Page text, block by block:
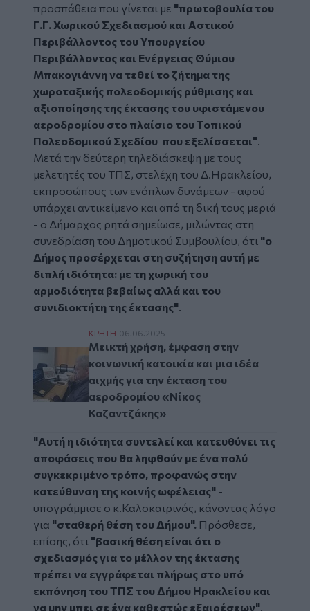
προσπάθεια που γίνεται με "πρωτοβουλία του
Γ.Γ. Χωρικού Σχεδιασμού και Αστικού
Περιβάλλοντος του Υπουργείου
Περιβάλλοντος και Ενέργειας Θύμιου
Μπακογιάννη να τεθεί το ζήτημα της
χωροταξικής πολεοδομικής ρύθμισης και
αξιοποίησης της έκτασης του υφιστάμενου
αεροδρομίου στο πλαίσιο του Τοπικού
Πολεοδομικού Σχεδίου που εξελίσσεται".
Μετά την δεύτερη τηλεδιάσκεψη με τους
μελετητές του ΤΠΣ, στελέχη του Δ.Ηρακλείου,
εκπροσώπους των ενόπλων δυνάμεων - αφού
υπάρχει αντικείμενο και από τη δική τους μεριά
- ο Δήμαρχος ρητά σημείωσε, μιλώντας στη
συνεδρίαση του Δημοτικού Συμβουλίου, ότι "ο
Δήμος προσέρχεται στη συζήτηση αυτή με
διπλή ιδιότητα: με τη χωρική του
αρμοδιότητα βεβαίως αλλά και του
συνιδιοκτήτη της έκτασης".
Μεικτή χρήση, έμφαση στην κοινωνική
ΚΡΗΤΗ 06.06.2025
Μεικτή χρήση, έμφαση στην
κοινωνική κατοικία και μια ιδέα
αιχμής για την έκταση του
αεροδρομίου «Νίκος
Καζαντζάκης»
"Αυτή η ιδιότητα συντελεί και κατευθύνει τις
αποφάσεις που θα ληφθούν με ένα πολύ
συγκεκριμένο τρόπο, προφανώς στην
κατεύθυνση της κοινής ωφέλειας" -
υπογράμμισε ο κ.Καλοκαιρινός, κάνοντας λόγο
για "σταθερή θέση του Δήμου". Πρόσθεσε,
επίσης, ότι "βασική θέση είναι ότι ο
σχεδιασμός για το μέλλον της έκτασης
πρέπει να εγγράφεται πλήρως στο υπό
εκπόνηση του ΤΠΣ του Δήμου Ηρακλείου και
να μην μπει σε ένα καθεστώς εξαιρέσεων".